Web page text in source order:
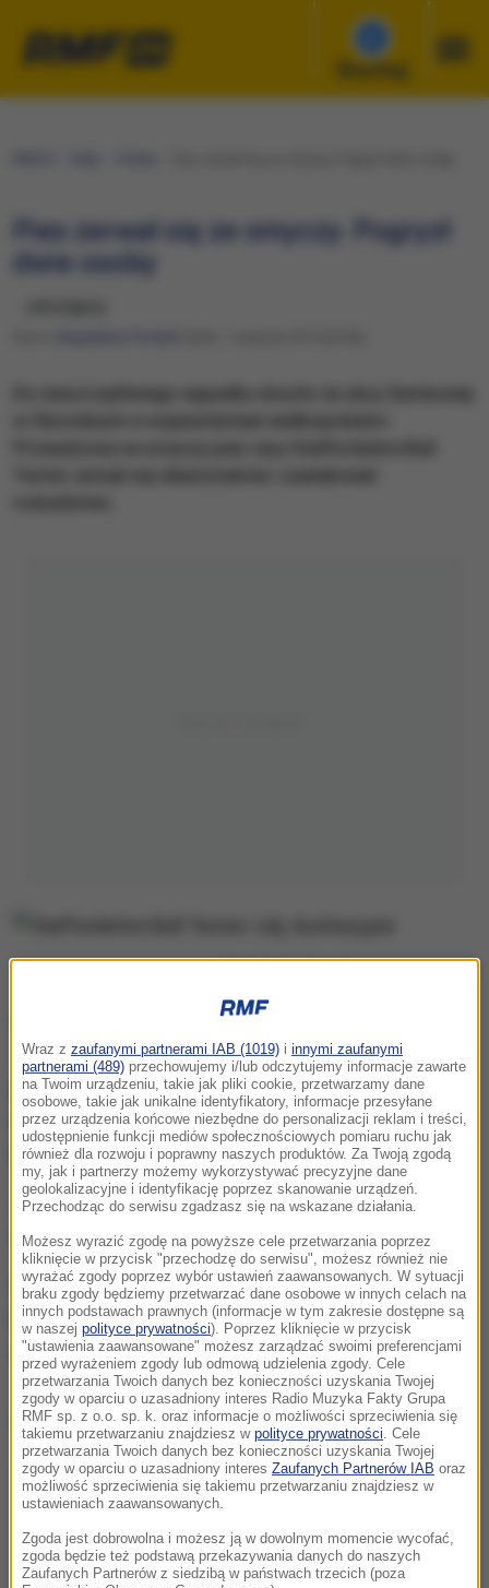
Słuchaj
Pies zerwał się ze smyczy. Pogryzł
dwie osoby
Obie pogryzione przez psa osoby trafiły do szpitala.
7-letni chłopiec, którego stan jest ciężki, został
przewieziony do szpitala w Poznaniu. Dziecko ma
rany szarpane i miażdżone, rozerwane naczynia
krwionośne klatki piersiowej i kończyn.
Jego 21-letnia siostra jest pod opieką lekarzy
szpitala w Obornikach.
Właściciel psa, 46-letni mężczyzna, miał aktualne
badania pupila. Zgłosił się z nim na obserwację
weterynaryjną.
Dalsza część artykułu pod materiałem video:
Wraz z zaufanymi partnerami IAB (1019) i innymi zaufanymi
partnerami (489) przechowujemy i/lub odczytujemy informacje zawarte
na Twoim urządzeniu, takie jak pliki cookie, przetwarzamy dane
osobowe, takie jak unikalne identyfikatory, informacje przesyłane
przez urządzenia końcowe niezbędne do personalizacji reklam i treści,
udostępnienie funkcji mediów społecznościowych pomiaru ruchu jak
również dla rozwoju i poprawny naszych produktów. Za Twoją zgodą
my, jak i partnerzy możemy wykorzystywać precyzyjne dane
geolokalizacyjne i identyfikację poprzez skanowanie urządzeń.
Przechodząc do serwisu zgadzasz się na wskazane działania.
Możesz wyrazić zgodę na powyższe cele przetwarzania poprzez
kliknięcie w przycisk "przechodzę do serwisu", możesz również nie
wyrażać zgody poprzez wybór ustawień zaawansowanych. W sytuacji
braku zgody będziemy przetwarzać dane osobowe w innych celach na
innych podstawach prawnych (informacje w tym zakresie dostępne są
w naszej polityce prywatności). Poprzez kliknięcie w przycisk
"ustawienia zaawansowane" możesz zarządzać swoimi preferencjami
przed wyrażeniem zgody lub odmową udzielenia zgody. Cele
przetwarzania Twoich danych bez konieczności uzyskania Twojej
zgody w oparciu o uzasadniony interes Radio Muzyka Fakty Grupa
RMF sp. z o.o. sp. k. oraz informacje o możliwości sprzeciwienia się
takiemu przetwarzaniu znajdziesz w polityce prywatności . Cele
przetwarzania Twoich danych bez konieczności uzyskania Twojej
zgody w oparciu o uzasadniony interes Zaufanych Partnerów IAB oraz
możliwość sprzeciwienia się takiemu przetwarzaniu znajdziesz w
ustawieniach zaawansowanych.
Zgoda jest dobrowolna i możesz ją w dowolnym momencie wycofać,
zgoda będzie też podstawą przekazywania danych do naszych
Zaufanych Partnerów z siedzibą w państwach trzecich (poza